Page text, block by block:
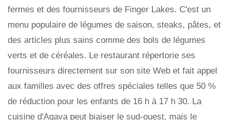
fermes et des fournisseurs de Finger Lakes. C'est un
menu populaire de légumes de saison, steaks, pâtes, et
des articles plus sains comme des bols de légumes
verts et de céréales. Le restaurant répertorie ses
fournisseurs directement sur son site Web et fait appel
aux familles avec des offres spéciales telles que 50 %
de réduction pour les enfants de 16 h à 17 h 30. La
cuisine d'Agava peut biaiser le sud-ouest, mais le